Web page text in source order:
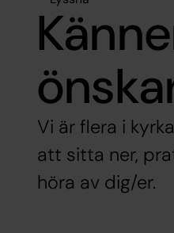
Vi är flera i
att sitta ner,
höra av dig/er.